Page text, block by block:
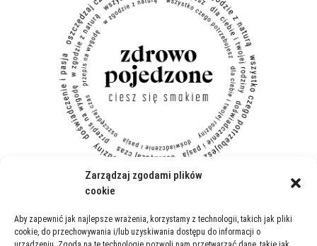
Zarządzaj zgodami plików
cookie
Aby zapewnić jak najlepsze wrażenia, korzystamy z technologii, takich jak pliki
cookie, do przechowywania i/lub uzyskiwania dostępu do informacji o
Realizujemy dostawę w Warszawie:Bemowo ,Ursynów,Mokotów